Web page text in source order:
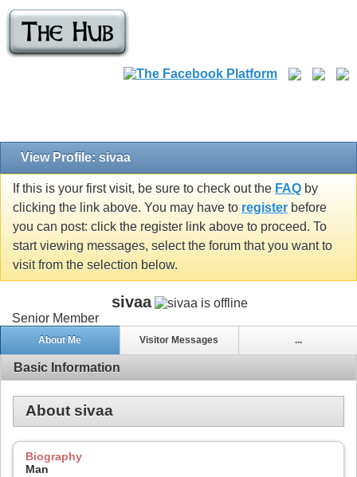
View Profile: sivaa
If this is your first visit, be sure to check out the FAQ by
clicking the link above. You may have to register before
you can post: click the register link above to proceed. To
start viewing messages, select the forum that you want to
visit from the selection below.
sivaa
Senior Member
About Me Visitor Messages ...
Basic Information
About sivaa
Biography
Man